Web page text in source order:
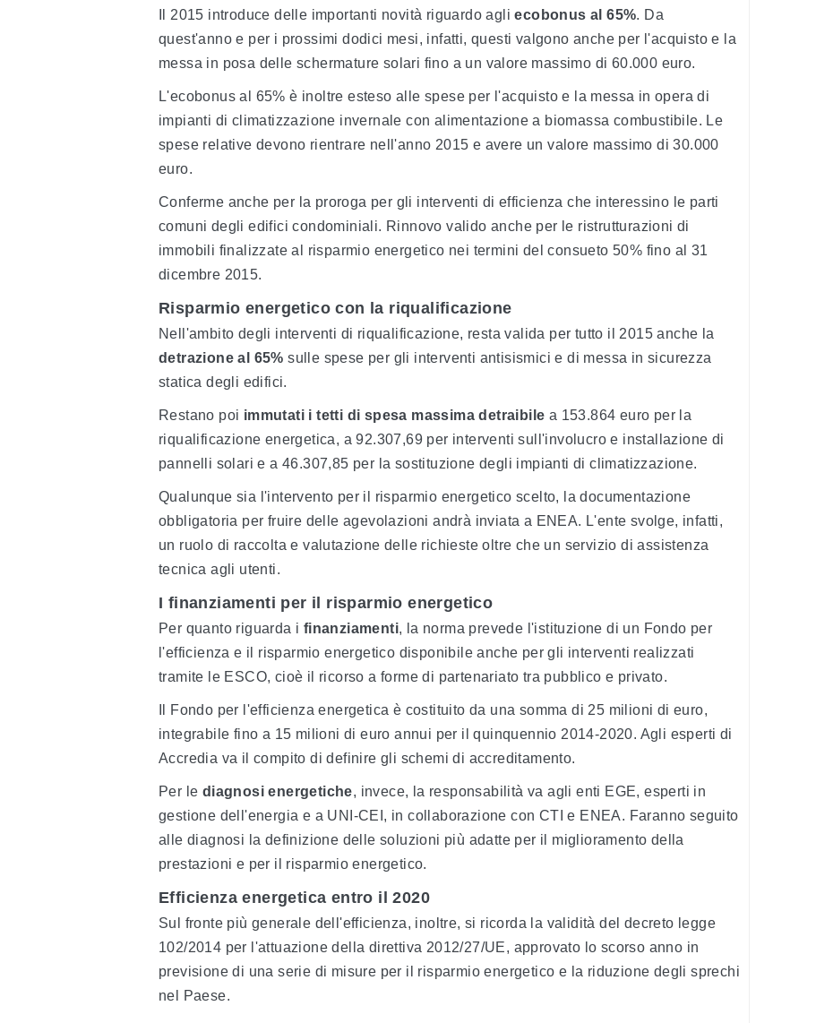
Il 2015 introduce delle importanti novità riguardo agliecobonus al 65%. Da
quest'anno e per i prossimi dodici mesi, infatti, questi valgono anche per l'acquisto e la
messa in posa delle schermature solari fino a un valore massimo di 60.000 euro.
L'ecobonus al 65% è inoltre esteso alle spese per l'acquisto e la messa in opera di
impianti di climatizzazione invernale con alimentazione a biomassa combustibile. Le
spese relative devono rientrare nell'anno 2015 e avere un valore massimo di 30.000
euro.
Conferme anche per la proroga per gli interventi di efficienza che interessino le parti
comuni degli edifici condominiali. Rinnovo valido anche per le ristrutturazioni di
immobili finalizzate al risparmio energetico nei termini del consueto 50% fino al 31
dicembre 2015.
Risparmio energetico con la riqualificazione
Nell'ambito degli interventi di riqualificazione, resta valida per tutto il 2015 anche la
detrazione al 65% sulle spese per gli interventi antisismici e di messa in sicurezza
statica degli edifici.
Restano poi immutati i tetti di spesa massima detraibile a 153.864 euro per la
riqualificazione energetica, a 92.307,69 per interventi sull'involucro e installazione di
pannelli solari e a 46.307,85 per la sostituzione degli impianti di climatizzazione.
Qualunque sia l'intervento per il risparmio energetico scelto, la documentazione
obbligatoria per fruire delle agevolazioni andrà inviata a ENEA. L'ente svolge, infatti,
un ruolo di raccolta e valutazione delle richieste oltre che un servizio di assistenza
tecnica agli utenti.
I finanziamenti per il risparmio energetico
Per quanto riguarda i finanziamenti, la norma prevede l'istituzione di un Fondo per
l'efficienza e il risparmio energetico disponibile anche per gli interventi realizzati
tramite le ESCO, cioè il ricorso a forme di partenariato tra pubblico e privato.
Il Fondo per l'efficienza energetica è costituito da una somma di 25 milioni di euro,
integrabile fino a 15 milioni di euro annui per il quinquennio 2014-2020. Agli esperti di
Accredia va il compito di definire gli schemi di accreditamento.
Per le diagnosi energetiche, invece, la responsabilità va agli enti EGE, esperti in
gestione dell'energia e a UNI-CEI, in collaborazione con CTI e ENEA. Faranno seguito
alle diagnosi la definizione delle soluzioni più adatte per il miglioramento della
prestazioni e per il risparmio energetico.
Efficienza energetica entro il 2020
Sul fronte più generale dell'efficienza, inoltre, si ricorda la validità del decreto legge
102/2014 per l'attuazione della direttiva 2012/27/UE, approvato lo scorso anno in
previsione di una serie di misure per il risparmio energetico e la riduzione degli sprechi
nel Paese.